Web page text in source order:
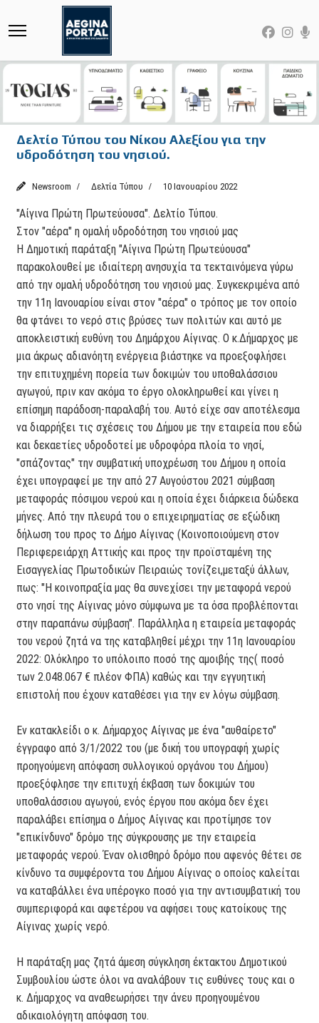
Δελτίο Τύπου του Νίκου Αλεξίου για την
υδροδότηση του νησιού.
Newsroom Δελτία Τύπου 10 Ιανουαρίου 2022
"Αίγινα Πρώτη Πρωτεύουσα". Δελτίο Τύπου.
Στον "αέρα" η ομαλή υδροδότηση του νησιού μας
Η Δημοτική παράταξη "Αίγινα Πρώτη Πρωτεύουσα"
παρακολουθεί με ιδιαίτερη ανησυχία τα τεκταινόμενα γύρω
από την ομαλή υδροδότηση του νησιού μας. Συγκεκριμένα από
την 11η Ιανουαρίου είναι στον "αέρα" ο τρόπος με τον οποίο
θα φτάνει το νερό στις βρύσες των πολιτών και αυτό με
αποκλειστική ευθύνη του Δημάρχου Αίγινας. Ο κ.Δήμαρχος με
μια άκρως αδιανόητη ενέργεια βιάστηκε να προεξοφλήσει
την επιτυχημένη πορεία των δοκιμών του υποθαλάσσιου
αγωγού, πριν καν ακόμα το έργο ολοκληρωθεί και γίνει η
επίσημη παράδοση-παραλαβή του. Αυτό είχε σαν αποτέλεσμα
να διαρρήξει τις σχέσεις του Δήμου με την εταιρεία που εδώ
και δεκαετίες υδροδοτεί με υδροφόρα πλοία το νησί,
"σπάζοντας" την συμβατική υποχρέωση του Δήμου η οποία
έχει υπογραφεί με την από 27 Αυγούστου 2021 σύμβαση
μεταφοράς πόσιμου νερού και η οποία έχει διάρκεια δώδεκα
μήνες. Από την πλευρά του ο επιχειρηματίας σε εξώδικη
δήλωση του προς το Δήμο Αίγινας (Κοινοποιούμενη στον
Περιφερειάρχη Αττικής και προς την προϊσταμένη της
Εισαγγελίας Πρωτοδικών Πειραιώς τονίζει,μεταξύ άλλων,
πως: "Η κοινοπραξία μας θα συνεχίσει την μεταφορά νερού
στο νησί της Αίγινας μόνο σύμφωνα με τα όσα προβλέπονται
στην παραπάνω σύμβαση". Παράλληλα η εταιρεία μεταφοράς
του νερού ζητά να της καταβληθεί μέχρι την 11η Ιανουαρίου
2022: Ολόκληρο το υπόλοιπο ποσό της αμοιβής της( ποσό
των 2.048.067 € πλέον ΦΠΑ) καθώς και την εγγυητική
επιστολή που έχουν καταθέσει για την εν λόγω σύμβαση.
Εν κατακλείδι ο κ. Δήμαρχος Αίγινας με ένα "αυθαίρετο"
έγγραφο από 3/1/2022 του (με δική του υπογραφή χωρίς
προηγούμενη απόφαση συλλογικού οργάνου του Δήμου)
προεξόφλησε την επιτυχή έκβαση των δοκιμών του
υποθαλάσσιου αγωγού, ενός έργου που ακόμα δεν έχει
παραλάβει επίσημα ο Δήμος Αίγινας και προτίμησε τον
"επικίνδυνο" δρόμο της σύγκρουσης με την εταιρεία
μεταφοράς νερού. Έναν ολισθηρό δρόμο που αφενός θέτει σε
κίνδυνο τα συμφέροντα του Δήμου Αίγινας ο οποίος καλείται
να καταβάλλει ένα υπέρογκο ποσό για την αντισυμβατική του
συμπεριφορά και αφετέρου να αφήσει τους κατοίκους της
Αίγινας χωρίς νερό.
Η παράταξη μας ζητά άμεση σύγκληση έκτακτου Δημοτικού
Συμβουλίου ώστε όλοι να αναλάβουν τις ευθύνες τους και ο
κ. Δήμαρχος να αναθεωρήσει την άνευ προηγουμένου
αδικαιολόγητη απόφαση του.